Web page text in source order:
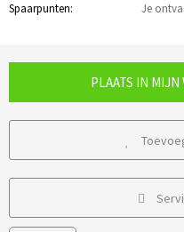
Spaarpunten: Je
PLAATS IN MIJN